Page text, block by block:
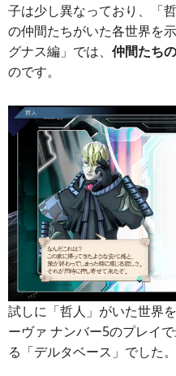
子は少し異なっており、「
の仲間たちがいた各世界を
グナス編」では、 仲間たち
のです。
試しに「哲人」がいた世界
ーヴァ ナンバー5のプレイ
る「デルタベース」でした。